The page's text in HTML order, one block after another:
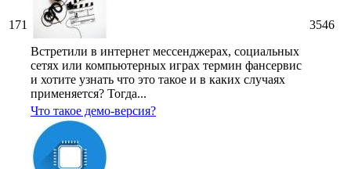
171
Встретили в интернет мессенджерах, социальных
сетях или компьютерных играх термин фансервис
и хотите узнать что это такое и в каких случаях
применяется? Тогда...
3546
Что такое демо-версия?